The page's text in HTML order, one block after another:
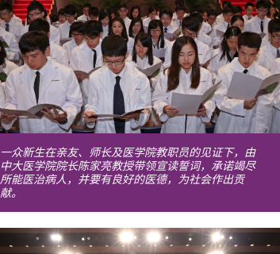
一众新生在亲友、师长及医学院教职员的见证下，由
中大医学院院长陈家亮教授带领宣读誓词，承诺竭尽
所能医治病人，并要有良好的医德，为社会作出贡
献。